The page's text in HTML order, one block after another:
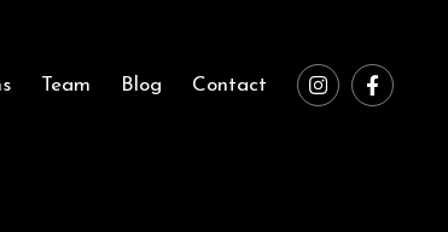
Team Blog Contact